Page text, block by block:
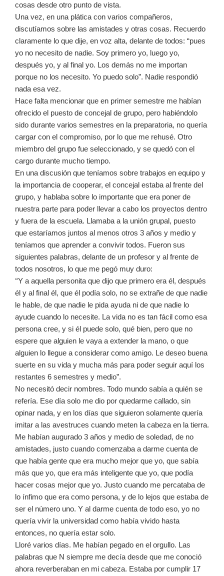
cosas desde otro punto de vista.
Una vez, en una plática con varios compañeros,
discutíamos sobre las amistades y otras cosas. Recuerdo
claramente lo que dije, en voz alta, delante de todos: “pues
yo no necesito de nadie. Soy primero yo, luego yo,
después yo, y al final yo. Los demás no me importan
porque no los necesito. Yo puedo solo”. Nadie respondió
nada esa vez.
Hace falta mencionar que en primer semestre me habían
ofrecido el puesto de concejal de grupo, pero habiéndolo
sido durante varios semestres en la preparatoria, no quería
cargar con el compromiso, por lo que me rehusé. Otro
miembro del grupo fue seleccionado, y se quedó con el
cargo durante mucho tiempo.
En una discusión que teníamos sobre trabajos en equipo y
la importancia de cooperar, el concejal estaba al frente del
grupo, y hablaba sobre lo importante que era poner de
nuestra parte para poder llevar a cabo los proyectos dentro
y fuera de la escuela. Llamaba a la unión grupal, puesto
que estaríamos juntos al menos otros 3 años y medio y
teníamos que aprender a convivir todos. Fueron sus
siguientes palabras, delante de un profesor y al frente de
todos nosotros, lo que me pegó muy duro:
“Y a aquella personita que dijo que primero era él, después
él y al final él, que él podía solo, no se extrañe de que nadie
le hable, de que nadie le pida ayuda ni de que nadie lo
ayude cuando lo necesite. La vida no es tan fácil como esa
persona cree, y si él puede solo, qué bien, pero que no
espere que alguien le vaya a extender la mano, o que
alguien lo llegue a considerar como amigo. Le deseo buena
suerte en su vida y mucha más para poder seguir aquí los
restantes 6 semestres y medio”.
No necesitó decir nombres. Todo mundo sabía a quién se
refería. Ese día solo me dio por quedarme callado, sin
opinar nada, y en los días que siguieron solamente quería
imitar a las avestruces cuando meten la cabeza en la tierra.
Me habían augurado 3 años y medio de soledad, de no
amistades, justo cuando comenzaba a darme cuenta de
que había gente que era mucho mejor que yo, que sabía
más que yo, que era más inteligente que yo, que podía
hacer cosas mejor que yo. Justo cuando me percataba de
lo ínfimo que era como persona, y de lo lejos que estaba de
ser el número uno. Y al darme cuenta de todo eso, yo no
quería vivir la universidad como había vivido hasta
entonces, no quería estar solo.
Lloré varios días. Me habían pegado en el orgullo. Las
palabras que N siempre me decía desde que me conoció
ahora reverberaban en mi cabeza. Estaba por cumplir 17